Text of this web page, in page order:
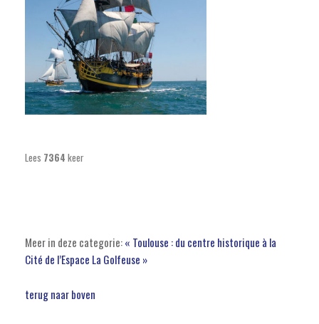
Lees 7364 keer
Meer in deze categorie:« Toulouse : du centre historique à la
Cité de l’Espace La Golfeuse »
terug naar boven